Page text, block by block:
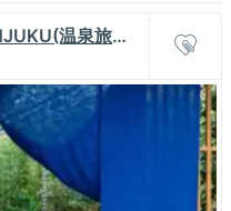
温泉旅館